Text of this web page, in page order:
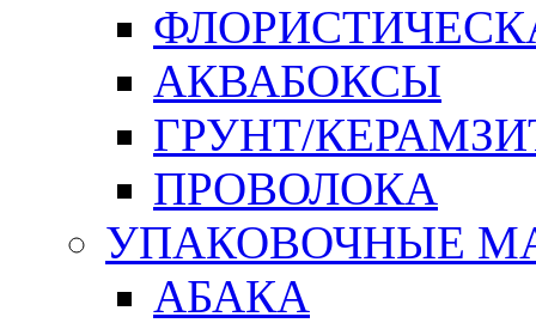
АКВАБОКСЫ
ГРУНТ/
ПРОВОЛОКА
УПАКОВОЧНЫЕ
АБАКА